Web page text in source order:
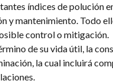
índices de polución
y mantenimiento. Todo
control o mitigación.
de su vida útil, la
la cual incluirá